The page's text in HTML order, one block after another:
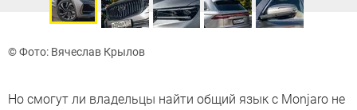
© Фото: Вячеслав Крылов
Но смогут ли владельцы найти общий язык с Monjaro не